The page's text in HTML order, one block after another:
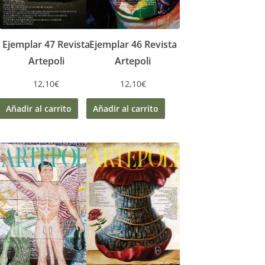
Ejemplar 47 Revista
Artepoli
12,10€
Añadir al carrito
Ejemplar 46 Revista
Artepoli
12,10€
Añadir al carrito